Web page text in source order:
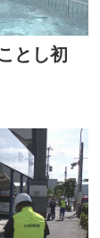
とし初